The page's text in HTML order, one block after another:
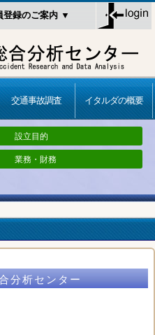
登録のご案内 ▼
交通事故調査 イタルダの概要
設立目的
業務・財務
分析センター